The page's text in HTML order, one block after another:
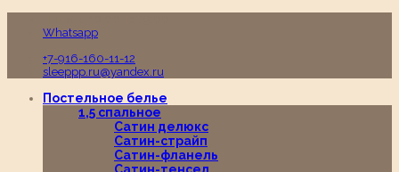
Whatsapp
+7-916-160-11-12
sleeppp.ru@yandex.ru
Постельное белье
1,5 спальное
Сатин делюкс
Сатин-страйп
Сатин-фланель